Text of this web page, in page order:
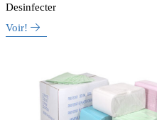
Desinfecter
Voir!